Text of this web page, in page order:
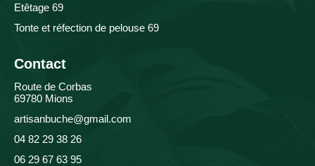
Etêtage 69
Tonte et réfection de pelouse 69
Contact
Route de Corbas
69780 Mions
artisanbuche@gmail.com
04 82 29 38 26
06 29 67 63 95